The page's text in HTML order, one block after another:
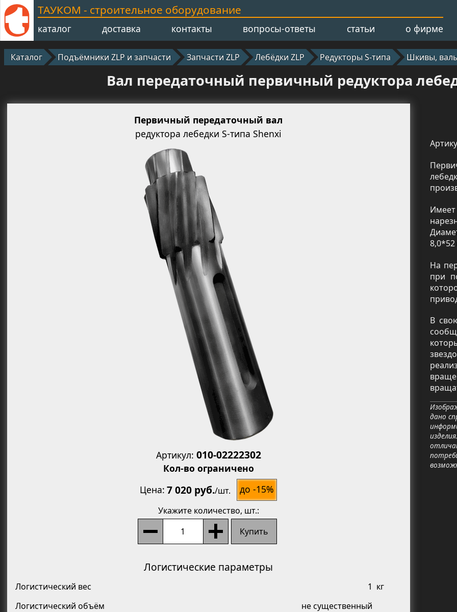
ТАУКОМ - строительное оборудование
каталог доставка контакты вопросы-ответы статьи о фирме
Каталог Подъёмники ZLP и запчасти Запчасти ZLP Лебёдки ZLP Редукторы S‑типа Шкивы,
Вал передаточный первичный редуктора
Первичный передаточный вал
редуктора лебедки S-типа Shenxi
Увеличить
Артикул: 010-02222302
Кол-во ограничено
Цена 7 020 руб./шт. до -15%
Укажите количество, шт.:
Купить
Логистические параметры
Логистический вес 1 кг
Логистический объём
не существенный
На
при
В
дано